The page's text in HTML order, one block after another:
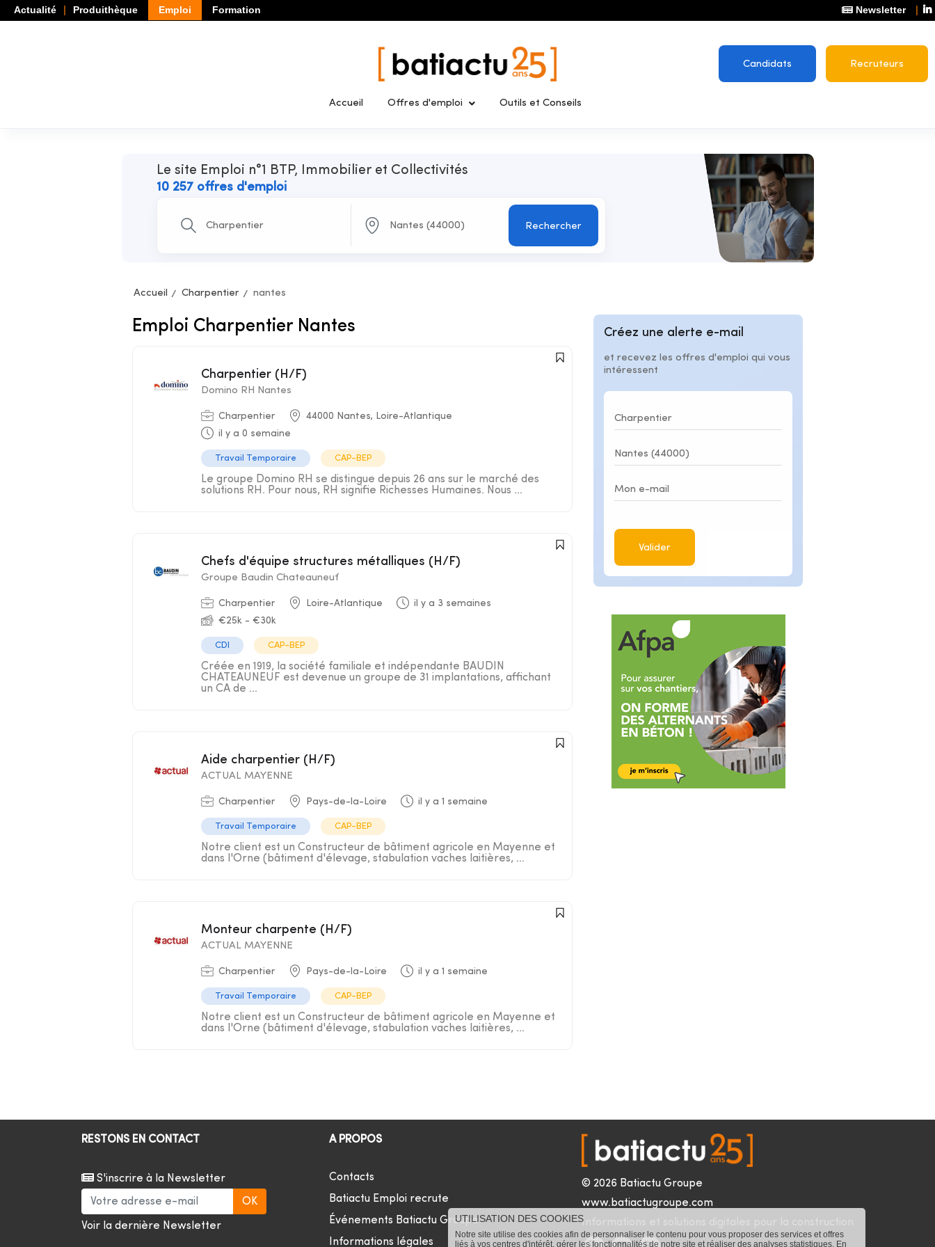
Actualité Produithèque Emploi Formation Newsletter
Candidats Recruteurs
Accueil Offres d'emploi Outils et Conseils
Le site Emploi n°1 BTP, Immobilier et Collectivités
10 257 offres d'emploi
Rechercher
Accueil Charpentier nantes
Emploi Charpentier Nantes
Charpentier (H/F)
Domino RH Nantes
Charpentier
44000 Nantes, Loire-Atlantique
il y a 0 semaine
Travail Temporaire CAP-BEP
Le groupe Domino RH se distingue depuis 26 ans sur le marché des
solutions RH. Pour nous, RH signifie Richesses Humaines. Nous ...
Chefs d'équipe structures métalliques (H/F)
Groupe Baudin Chateauneuf
Charpentier Loire-Atlantique
il y a 3 semaines
€25k - €30k
CDI CAP-BEP
Créée en 1919, la société familiale et indépendante BAUDIN
CHATEAUNEUF est devenue un groupe de 31 implantations, affichant
un CA de ...
Aide charpentier (H/F)
ACTUAL MAYENNE
Charpentier Pays-de-la-Loire il y a 1 semaine
Travail Temporaire CAP-BEP
Notre client est un Constructeur de bâtiment agricole en Mayenne et
dans l'Orne (bâtiment d'élevage, stabulation vaches laitières, ...
Monteur charpente (H/F)
ACTUAL MAYENNE
Charpentier Pays-de-la-Loire il y a 1 semaine
Travail Temporaire CAP-BEP
Notre client est un Constructeur de bâtiment agricole en Mayenne et
dans l'Orne (bâtiment d'élevage, stabulation vaches laitières, ...
Créez une alerte e-mail
et recevez les offres d'emploi qui vous
intéressent
Valider
RESTONS EN CONTACT
S'inscrire à la Newsletter
Voir la dernière Newsletter
A PROPOS
Contacts
Batiactu Emploi recrute
Événements Batiactu Groupe
Informations légales
© 2026 Batiactu Groupe
www.batiactugroupe.com
Informations et solutions digitales pour la construction
UTILISATION DES COOKIES
Notre site utilise des cookies afin de personnaliser le contenu pour vous proposer des services et offres
liés à vos centres d'intérêt, gérer les fonctionnalités de notre site et réaliser des analyses statistiques. En